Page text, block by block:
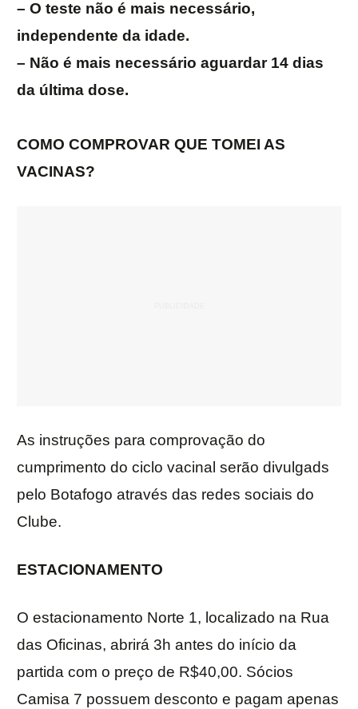
– O teste não é mais necessário,
independente da idade.
– Não é mais necessário aguardar 14 dias
da última dose.
COMO COMPROVAR QUE TOMEI AS
VACINAS?
As instruções para comprovação do
cumprimento do ciclo vacinal serão divulgads
pelo Botafogo através das redes sociais do
Clube.
ESTACIONAMENTO
O estacionamento Norte 1, localizado na Rua
das Oficinas, abrirá 3h antes do início da
partida com o preço de R$40,00. Sócios
Camisa 7 possuem desconto e pagam apenas